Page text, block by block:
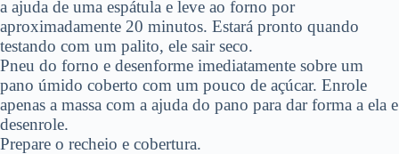
a ajuda de uma espátula e leve ao forno por
aproximadamente 20 minutos. Estará pronto quando
testando com um palito, ele sair seco.
Pneu do forno e desenforme imediatamente sobre um
pano úmido coberto com um pouco de açúcar. Enrole
apenas a massa com a ajuda do pano para dar forma a ela e
desenrole.
Prepare o recheio e cobertura.